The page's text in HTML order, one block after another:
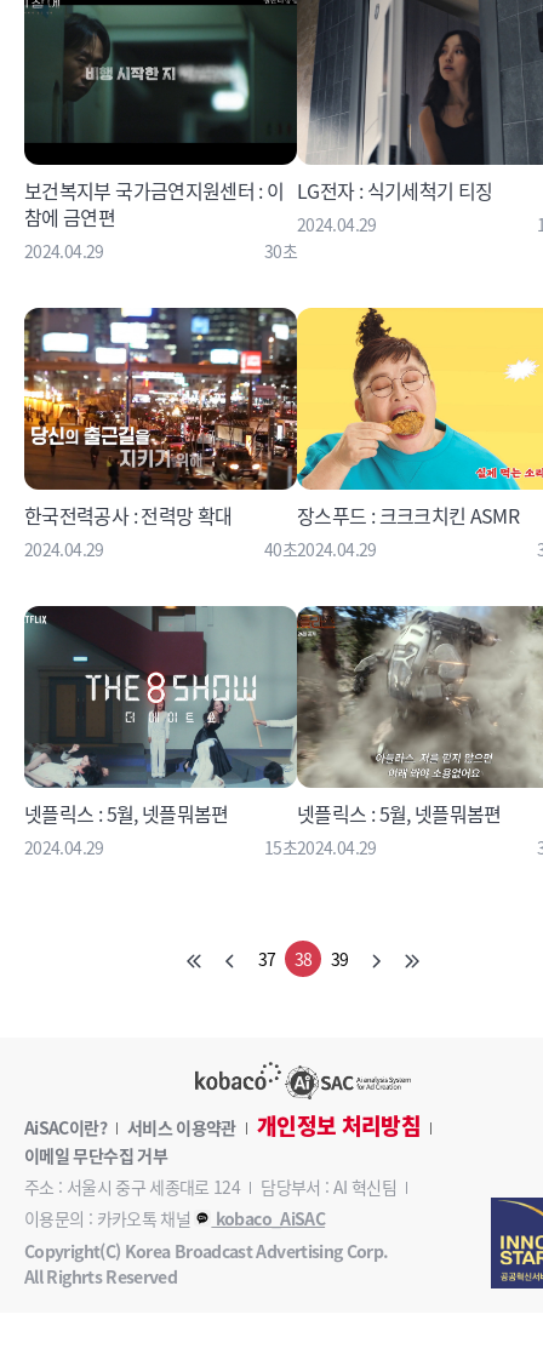
보건복지부 국가금연지원센터 : 이
참에 금연편
2024.04.29 30초
LG전자 : 식기세척기 티징
2024.04.29
한국전력공사 : 전력망 확대
2024.04.29 40초
장스푸드 : 크크크치킨 ASMR
2024.04.29
넷플릭스 : 5월, 넷플뭐봄편
2024.04.29 15초
넷플릭스 : 5월, 넷플뭐봄편
2024.04.29
37 38 39
AiSAC이란? 서비스 이용약관 개인정보 처리방침
이메일 무단수집 거부
주소 : 서울시 중구 세종대로 124
담당부서 : AI 혁신팀
이용문의 : 카카오톡 채널
kobaco_AiSAC
Copyright(C) Korea Broadcast Advertising Corp.
All Righrts Reserved